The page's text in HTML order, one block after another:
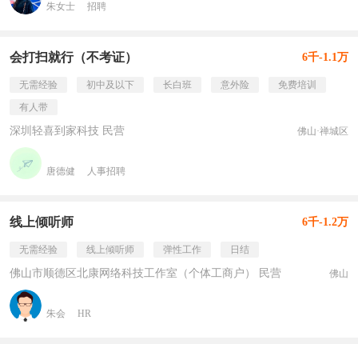
朱女士 招聘
会打扫就行（不考证） 6千-1.1万
无需经验 初中及以下 长白班 意外险
免费培训
有人带
深圳轻喜到家科技 民营 佛山·禅城区
唐德健 人事招聘
线上倾听师 6千-1.2万
无需经验 线上倾听师 弹性工作 日结
佛山市顺德区北康网络科技工作室（个体工商户） 民营 佛山
朱会 HR